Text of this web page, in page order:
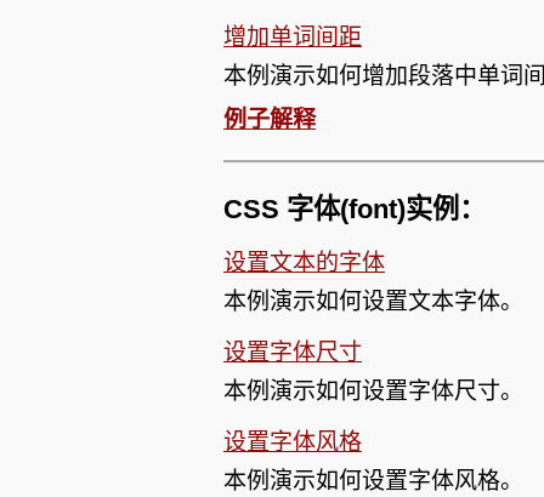
增加单词间距
本例演示如何增加段落中单词
例子解释
CSS 字体(font)实例：
设置文本的字体
本例演示如何设置文本字体。
设置字体尺寸
本例演示如何设置字体尺寸。
设置字体风格
本例演示如何设置字体风格。